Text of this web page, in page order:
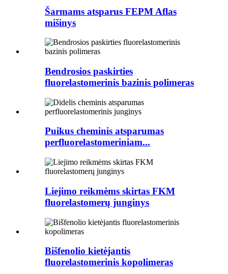
Šarmams atsparus FEPM Aflas
mišinys
Bendrosios paskirties
fluorelastomerinis bazinis polimeras
Puikus cheminis atsparumas
perfluorelastomeriniam...
Liejimo reikmėms skirtas FKM
fluorelastomerų junginys
Bišfenolio kietėjantis
fluorelastomerinis kopolimeras